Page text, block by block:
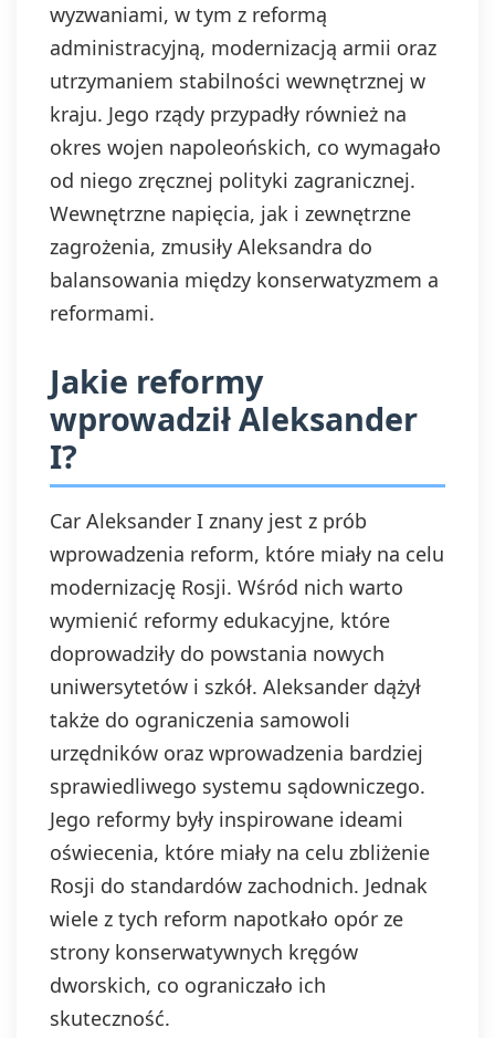
wyzwaniami, w tym z reformą
administracyjną, modernizacją armii oraz
utrzymaniem stabilności wewnętrznej w
kraju. Jego rządy przypadły również na
okres wojen napoleońskich, co wymagało
od niego zręcznej polityki zagranicznej.
Wewnętrzne napięcia, jak i zewnętrzne
zagrożenia, zmusiły Aleksandra do
balansowania między konserwatyzmem a
reformami.
Jakie reformy
wprowadził Aleksander
I?
Car Aleksander I znany jest z prób
wprowadzenia reform, które miały na celu
modernizację Rosji. Wśród nich warto
wymienić reformy edukacyjne, które
doprowadziły do powstania nowych
uniwersytetów i szkół. Aleksander dążył
także do ograniczenia samowoli
urzędników oraz wprowadzenia bardziej
sprawiedliwego systemu sądowniczego.
Jego reformy były inspirowane ideami
oświecenia, które miały na celu zbliżenie
Rosji do standardów zachodnich. Jednak
wiele z tych reform napotkało opór ze
strony konserwatywnych kręgów
dworskich, co ograniczało ich
skuteczność.